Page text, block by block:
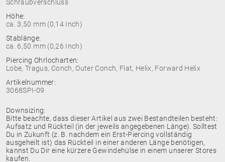
Schraubverschluss
Höhe:
ca. 3,50 mm (0,14 Inch)
Stablänge:
ca. 6,50 mm (0,26 Inch)
Piercing Ohrlocharten:
Lobe, Tragus, Conch, Outer Conch, Flat, Helix, Forward Helix
Artikelnummer:
3068SPI-09
Downsizing:
Bitte beachte, dass dieser Artikel aus zwei Bestandteilen besteht:
Aufsatz und Rückteil (in der jeweils angegebenen Länge). Solltest
Du in Zukunft (z. B. nachdem ein Erst-Piercing vollständig
ausgeheilt ist) das Rückteil in einer anderen Länge benötigen,
kannst Du Dir eine kürzere Gewindehülse in einem unserer Stores
kaufen.